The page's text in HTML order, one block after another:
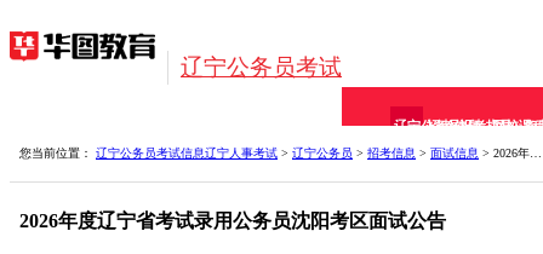
辽宁公务员考试
辽宁公务员
招考信息报考指导网校课备
您当前位置： 辽宁公务员考试信息辽宁人事考试 > 辽宁公务员 > 招考信息 > 面试信息 > 2026年度辽宁省考试录用公务员沈阳考区面试公告
2026年度辽宁省考试录用公务员沈阳考区面试公告